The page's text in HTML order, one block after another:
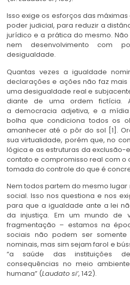
Isso exige os esforços das
poder judicial, para reduzir a
jurídico e a prática do mesmo.
nem desenvolvimento com
desigualdade.
Quantas vezes a igualdade
declarações e ações não faz
uma desigualdade real e
diante de uma ordem fictícia.
a democracia adjetiva, e a
bolha que condiciona todos os
amanhecer até o pôr do sol [1].
sua virtualidade, porém que, no
lógica e as estruturas da
contato e compromisso real com o
tomada do controle do que é
Nem todos partem do mesmo
social. Isso nos questiona e nos
para que a igualdade ante a lei
da injustiça. Em um mundo de
fragmentação – estamos na
sociais não podem ser somente
nominais, mas sim sejam farol e
“a saúde das instituições
consequências no meio
humana” (Laudato si’, 142).